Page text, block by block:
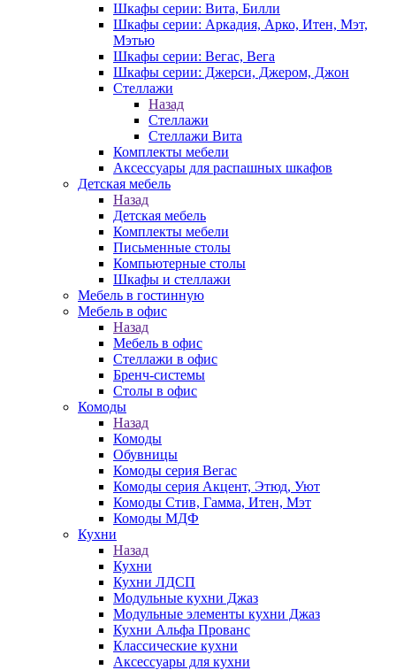
Шкафы серии: Вита, Билли
Шкафы серии: Аркадия, Арко, Итен, Мэт,
Мэтью
Шкафы серии: Вегас, Вега
Шкафы серии: Джерси, Джером, Джон
Стеллажи
Назад
Стеллажи
Стеллажи Вита
Комплекты мебели
Аксессуары для распашных шкафов
Детская мебель
Назад
Детская мебель
Комплекты мебели
Письменные столы
Компьютерные столы
Шкафы и стеллажи
Мебель в гостинную
Мебель в офис
Назад
Мебель в офис
Стеллажи в офис
Бренч-системы
Столы в офис
Комоды
Назад
Комоды
Обувницы
Комоды серия Вегас
Комоды серия Акцент, Этюд, Уют
Комоды Стив, Гамма, Итен, Мэт
Комоды МДФ
Кухни
Назад
Кухни
Кухни ЛДСП
Модульные кухни Джаз
Модульные элементы кухни Джаз
Кухни Альфа Прованс
Классические кухни
Аксессуары для кухни